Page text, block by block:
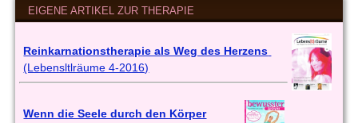
EIGENE ARTIKEL ZUR THERAPIE
Reinkarnationstherapie als Weg des Herzens
(Lebensltlräume 4-2016)
Wenn die Seele durch den Körper